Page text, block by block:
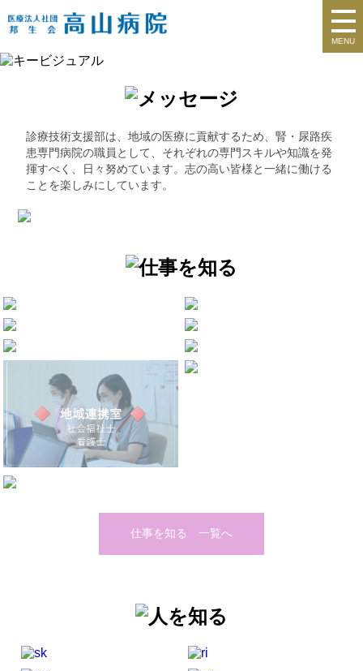
MENU
診療技術支援部は、地域の医療に貢献するため、腎・尿路疾
患専門病院の職員として、それぞれの専門スキルや知識を発
揮すべく、日々努めています。志の高い皆様と一緒に働ける
ことを楽しみにしています。
仕事を知る 一覧へ